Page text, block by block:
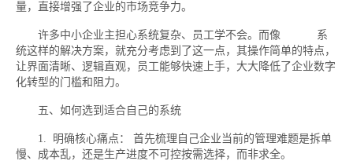
量，直接增强了企业的市场竞争力。
许多中小企业主担心系统复杂、员工学不会。而像
系
统这样的解决方案，就充分考虑到了这一点，其操作简单的特点，
让界面清晰、逻辑直观，员工能够快速上手，大大降低了企业数字
化转型的门槛和阻力。
五、如何选到适合自己的系统
1. 明确核心痛点： 首先梳理自己企业当前的管理难题是拆单
慢、成本乱，还是生产进度不可控按需选择，而非求全。